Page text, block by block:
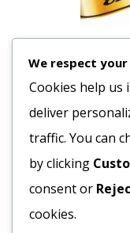
(227192)
Ft
Bruttó
We respect
Cookies help us
deliver
traffic. You can
by clicking
consent or
cookies.